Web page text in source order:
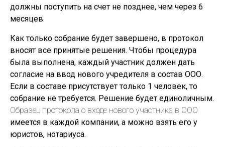
должны поступить на счет не позднее, чем через 6
месяцев.
Как только собрание будет завершено, в протокол
вносят все принятые решения. Чтобы процедура
была выполнена, каждый участник должен дать
согласие на ввод нового учредителя в состав ООО.
Если в составе присутствует только 1 человек, то
собрание не требуется. Решение будет единоличным.
Образец протокола о входе нового участника в ООО
имеется в каждой компании, а можно взять его у
юристов, нотариуса.